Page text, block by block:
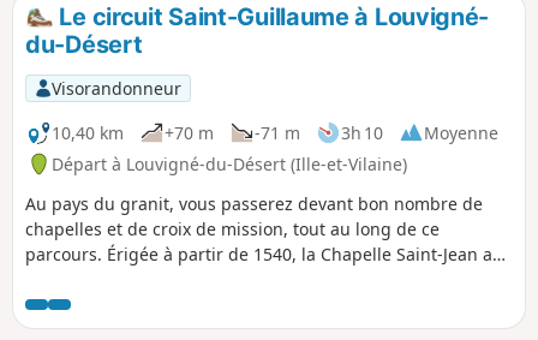
Le circuit Saint-Guillaume à Louvigné-
du-Désert
Visorandonneur
10,40 km
+70 m -71 m 3h 10
Moyenne
Départ à Louvigné-du-Désert (Ille-et-Vilaine)
Au pays du granit, vous passerez devant bon nombre de
chapelles et de croix de mission, tout au long de ce
parcours. Érigée à partir de 1540, la Chapelle Saint-Jean a
point haut de la promenade, le rocher de Saint-Guillaume
est blotti dans un sous-bois. La légende affirme que Saint-